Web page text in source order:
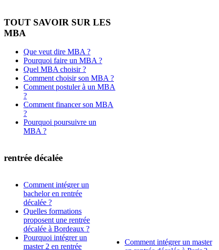
TOUT SAVOIR SUR LES
MBA
Que veut dire MBA ?
Pourquoi faire un MBA ?
Quel MBA choisir ?
Comment choisir son MBA ?
Comment postuler à un MBA
?
Comment financer son MBA
?
Pourquoi poursuivre un
MBA ?
rentrée décalée
Comment intégrer un
bachelor en rentrée
décalée ?
Quelles formations
proposent une rentrée
décalée à Bordeaux ?
Pourquoi intégrer un
master 2 en rentrée
Comment intégrer un master